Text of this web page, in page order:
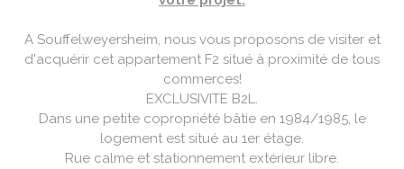
A Souffelweyersheim, nous vous proposons de visiter et
d'acquérir cet appartement F2 situé à proximité de tous
commerces!
EXCLUSIVITE B2L.
Dans une petite copropriété bâtie en 1984/1985, le
logement est situé au 1er étage.
Rue calme et stationnement extérieur libre.